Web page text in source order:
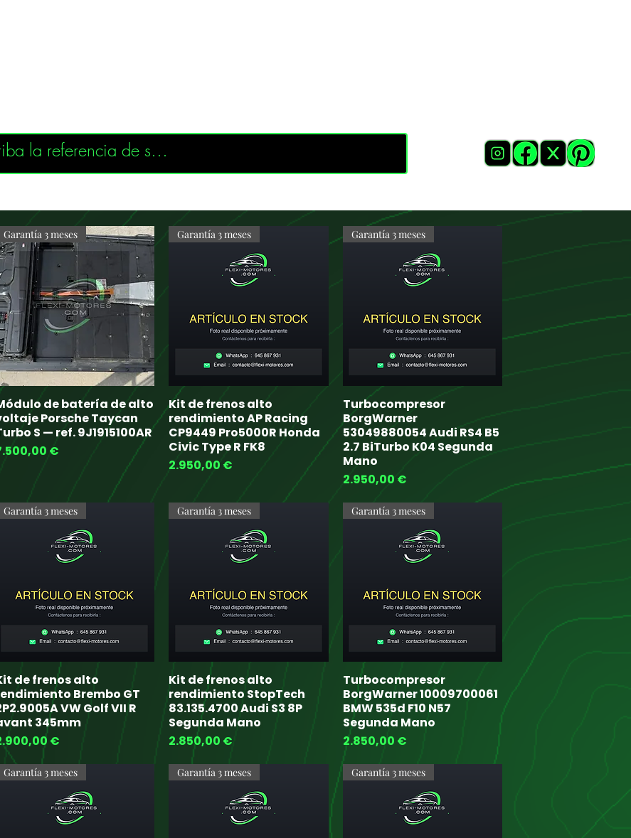
Quick View
Garantía 3 meses
de batería de alto
Porsche Taycan
S — ref. 9J1915100AR
€
Quick View
Garantía 3 meses
Kit de frenos alto
rendimiento AP Racing
CP9449 Pro5000R Honda
Civic Type R FK8
Price
2.950,00 €
Quick View
Garantía 3 meses
Turbocompresor
BorgWarner
53049880054 Audi RS4 B5
2.7 BiTurbo K04 Segunda
Mano
Price
2.950,00 €
Quick View
Garantía 3 meses
de frenos alto
Brembo GT
VW Golf VII R
345mm
€
Quick View
Garantía 3 meses
Kit de frenos alto
rendimiento StopTech
83.135.4700 Audi S3 8P
Segunda Mano
Price
2.850,00 €
Quick View
Garantía 3 meses
Turbocompresor
BorgWarner 10009700061
BMW 535d F10 N57
Segunda Mano
Price
2.850,00 €
Garantía 3 meses Garantía 3 meses Garantía 3 meses